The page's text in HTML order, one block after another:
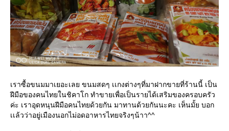
เราซื้อขนมมาเยอะเลย ขนมสดๆ เเกงต่างๆที่มาฝากขายที่ร้านนี้ เป็น
ฝีมือของคนไทยในชิคาโก ทำขายเพื่อเป็นรายได้เสริมของครอบครัว
ค่ะ เราอุดหนุนฝีมือคนไทยด้วยกัน มาทานด้วยกันนะคะ เห็นมั้ย บอก
เเล้วว่าอยู่เมืองนอกไม่อดอาหารไทยจริงๆน้าา^^